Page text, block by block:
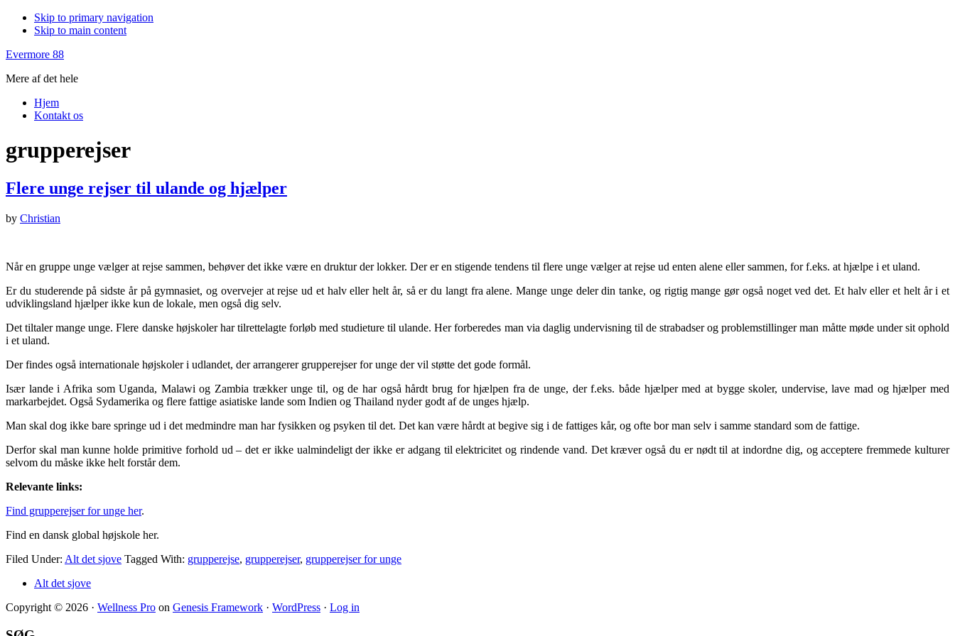
Skip to primary navigation
Skip to main content
Evermore 88
Mere af det hele
Hjem
Kontakt os
grupperejser
Flere unge rejser til ulande og hjælper
by Christian
Når en gruppe unge vælger at rejse sammen, behøver det ikke være en druktur der lokker. Der er en stigende tendens til flere unge vælger at rejse ud enten alene eller sammen, for f.eks. at hjælpe i et uland.
Er du studerende på sidste år på gymnasiet, og overvejer at rejse ud et halv eller helt år, så er du langt fra alene. Mange unge deler din tanke, og rigtig mange gør også noget ved det. Et halv eller et helt år i et
udviklingsland hjælper ikke kun de lokale, men også dig selv.
Det tiltaler mange unge. Flere danske højskoler har tilrettelagte forløb med studieture til ulande. Her forberedes man via daglig undervisning til de strabadser og problemstillinger man måtte møde under sit ophold
i et uland.
Der findes også internationale højskoler i udlandet, der arrangerer grupperejser for unge der vil støtte det gode formål.
Især lande i Afrika som Uganda, Malawi og Zambia trækker unge til, og de har også hårdt brug for hjælpen fra de unge, der f.eks. både hjælper med at bygge skoler, undervise, lave mad og hjælper med
markarbejdet. Også Sydamerika og flere fattige asiatiske lande som Indien og Thailand nyder godt af de unges hjælp.
Man skal dog ikke bare springe ud i det medmindre man har fysikken og psyken til det. Det kan være hårdt at begive sig i de fattiges kår, og ofte bor man selv i samme standard som de fattige.
Derfor skal man kunne holde primitive forhold ud – det er ikke ualmindeligt der ikke er adgang til elektricitet og rindende vand. Det kræver også du er nødt til at indordne dig, og acceptere fremmede kulturer
selvom du måske ikke helt forstår dem.
Relevante links:
Find grupperejser for unge her.
Find en dansk global højskole her.
Filed Under: Alt det sjove Tagged With: grupperejse, grupperejser, grupperejser for unge
Alt det sjove
Copyright © 2026 · Wellness Pro on Genesis Framework · WordPress · Log in